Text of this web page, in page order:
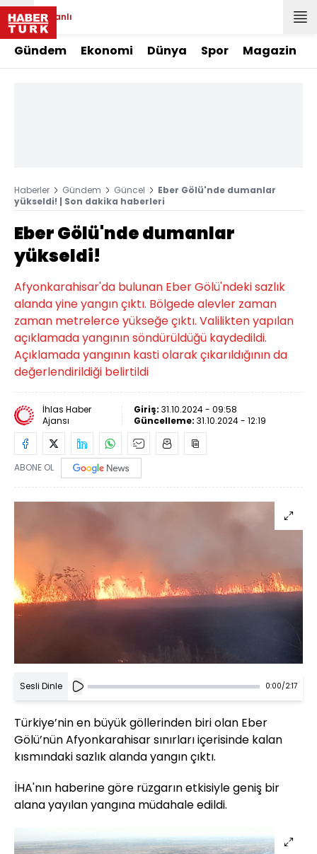
Canlı
Gündem Ekonomi Dünya Spor Magazin
Haberler Gündem Güncel
Eber Gölü'nde dumanlar
yükseldi! | Son dakika haberleri
Eber Gölü'nde dumanlar
yükseldi!
Afyonkarahisar'da bulunan Eber Gölü'ndeki sazlık
alanda yine yangın çıktı. Bölgede alevler zaman
zaman metrelerce yükseğe çıktı. Valilikten yapılan
açıklamada yangının söndürüldüğü kaydedildi.
Açıklamada yangının kasti olarak çıkarıldığının da
değerlendirildiği belirtildi
İhlas Haber
Ajansı
Giriş: 31.10.2024 - 09:58
Güncelleme: 31.10.2024 - 12:19
ABONE OL
Sesli Dinle 0:00/2:17
Türkiye’nin en büyük göllerinden biri olan Eber
Gölü’nün Afyonkarahisar sınırları içerisinde kalan
kısmındaki sazlık alanda yangın çıktı.
İHA'nın haberine göre rüzgarın etkisiyle geniş bir
alana yayılan yangına müdahale edildi.